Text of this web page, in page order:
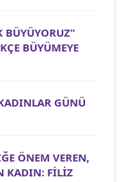
BÜYÜYORUZ”
BÜYÜMEYE
GÜNÜ
ÖNEM VEREN,
KADIN: FİLİZ